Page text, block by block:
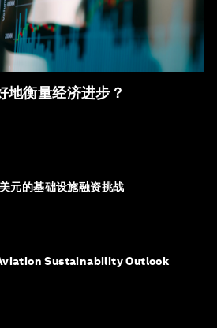
地衡量经济进步？
元的基础设施融资挑战
Sustainability Outlook